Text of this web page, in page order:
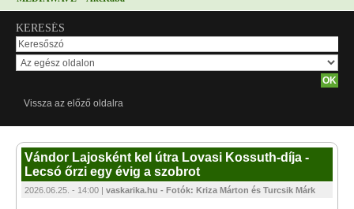
KERESÉS
Vissza az előző oldalra
Vándor Lajosként kel útra Lovasi Kossuth-díja -
Lecsó őrzi egy évig a szobrot
2026.06.25. - 14:00 | vaskarika.hu - Fotók: Kriza Márton és Turcsik Márk